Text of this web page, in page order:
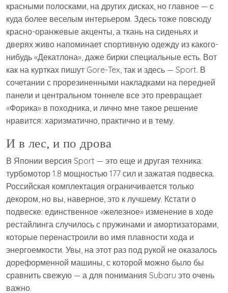
красными полосками, на других дисках, но главное — с
куда более веселым интерьером. Здесь тоже повсюду
красно-оранжевые акценты, а ткань на сиденьях и
дверях живо напоминает спортивную одежду из какого-
нибудь «Декатлона», даже бирки специальные есть. Вот
как на куртках пишут Gore-Tex, так и здесь — Sport. В
сочетании с прорезиненными накладками на передней
панели и центральном тоннеле все это превращает
«Форика» в походника, и лично мне такое решение
нравится: харизматично, практично и в тему.
И в лес, и по дрова
В Японии версия Sport — это еще и другая техника:
турбомотор 1.8 мощностью 177 сил и зажатая подвеска.
Российская комплектация ограничивается только
декором, но вы, наверное, это к лучшему. Кстати о
подвеске: единственное «железное» изменение в ходе
рестайлинга случилось с пружинами и амортизаторами,
которые перенастроили во имя плавности хода и
энергоемкости. Увы, на этот раз под рукой не оказалось
дореформенной машины, с которой можно было бы
сравнить свежую — а для понимания Subaru это очень
важно.